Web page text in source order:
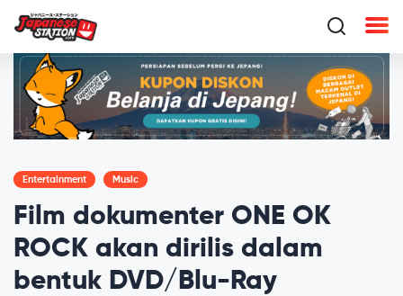
Entertainment Music
Film dokumenter ONE OK
ROCK akan dirilis dalam
bentuk DVD/Blu-Ray